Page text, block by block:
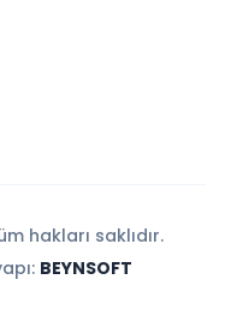
hakları saklıdır.
BEYNSOFT